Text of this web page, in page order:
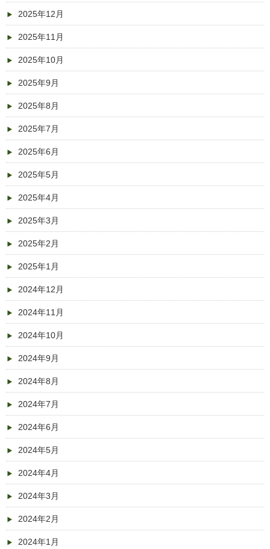
2025年12月
2025年11月
2025年10月
2025年9月
2025年8月
2025年7月
2025年6月
2025年5月
2025年4月
2025年3月
2025年2月
2025年1月
2024年12月
2024年11月
2024年10月
2024年9月
2024年8月
2024年7月
2024年6月
2024年5月
2024年4月
2024年3月
2024年2月
2024年1月